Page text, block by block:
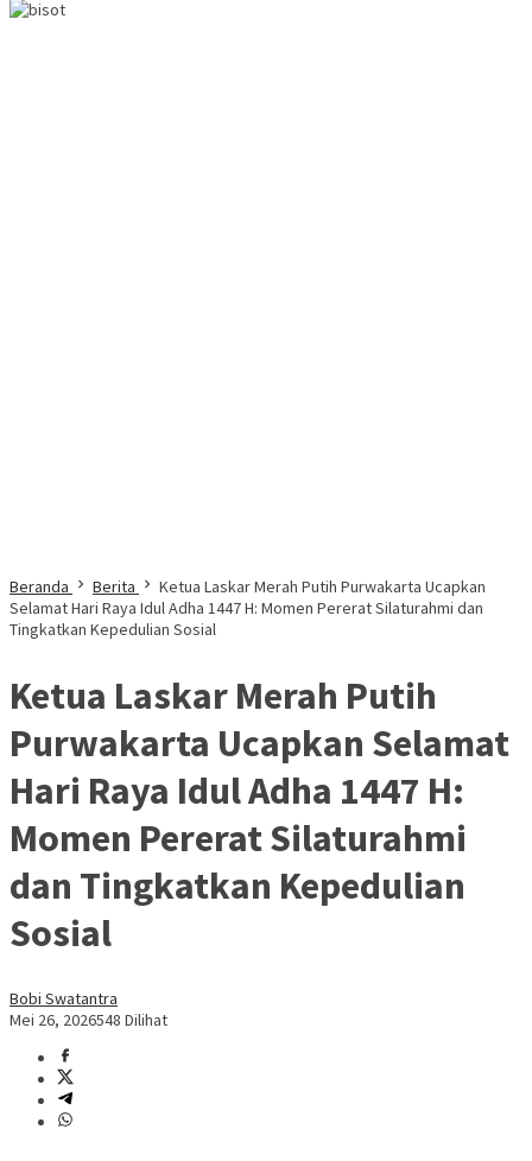
Beranda Berita
Ketua Laskar Merah Putih Purwakarta Ucapkan
Selamat Hari Raya Idul Adha 1447 H: Momen Pererat Silaturahmi dan
Tingkatkan Kepedulian Sosial
Ketua Laskar Merah Putih
Purwakarta Ucapkan Selamat
Hari Raya Idul Adha 1447 H:
Momen Pererat Silaturahmi
dan Tingkatkan Kepedulian
Sosial
Bobi Swatantra
Mei 26, 2026548 Dilihat